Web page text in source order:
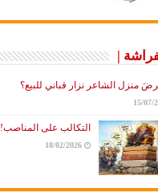
|
منزل الشاعر نزار قباني للبيع؟
15/07/
التكالب على المناصب!
18/02/2026